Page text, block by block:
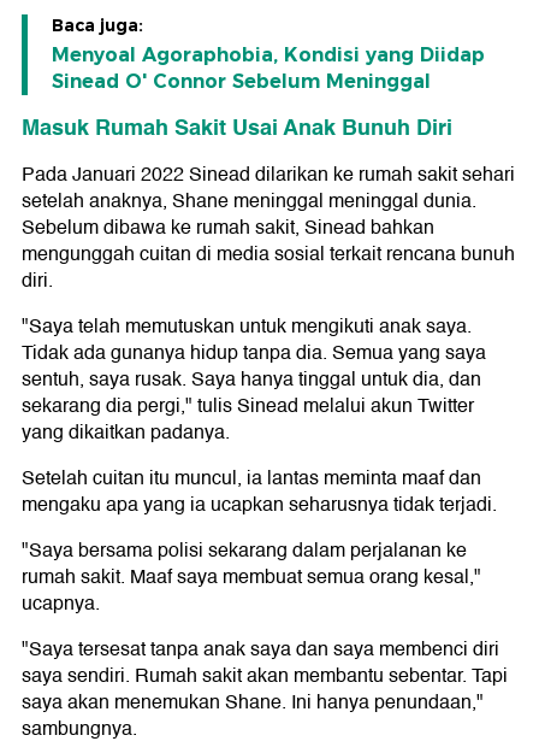
Baca juga:
Menyoal Agoraphobia, Kondisi yang Diidap
Sinead O' Connor Sebelum Meninggal
Masuk Rumah Sakit Usai Anak Bunuh Diri
Pada Januari 2022 Sinead dilarikan ke rumah sakit sehari
setelah anaknya, Shane meninggal meninggal dunia.
Sebelum dibawa ke rumah sakit, Sinead bahkan
mengunggah cuitan di media sosial terkait rencana bunuh
diri.
"Saya telah memutuskan untuk mengikuti anak saya.
Tidak ada gunanya hidup tanpa dia. Semua yang saya
sentuh, saya rusak. Saya hanya tinggal untuk dia, dan
sekarang dia pergi," tulis Sinead melalui akun Twitter
yang dikaitkan padanya.
Setelah cuitan itu muncul, ia lantas meminta maaf dan
mengaku apa yang ia ucapkan seharusnya tidak terjadi.
"Saya bersama polisi sekarang dalam perjalanan ke
rumah sakit. Maaf saya membuat semua orang kesal,"
ucapnya.
"Saya tersesat tanpa anak saya dan saya membenci diri
saya sendiri. Rumah sakit akan membantu sebentar. Tapi
saya akan menemukan Shane. Ini hanya penundaan,"
sambungnya.